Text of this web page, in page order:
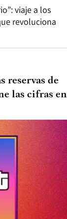
viaje a los
revoluciona
reservas de
las cifras en